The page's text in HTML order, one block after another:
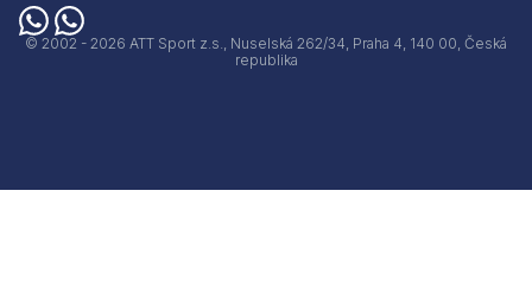
© 2002 - 2026 ATT Sport z.s., Nuselská 262/34, Praha 4, 140 00, Česká
republika